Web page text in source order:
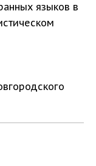
языков в